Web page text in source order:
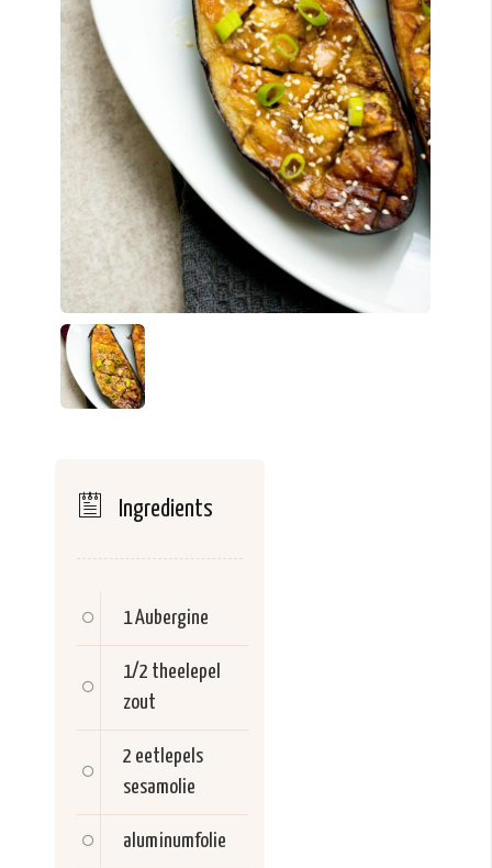
Ingredients
1Aubergine
1/2 theelepel
zout
2 eetlepels
sesamolie
aluminumfolie